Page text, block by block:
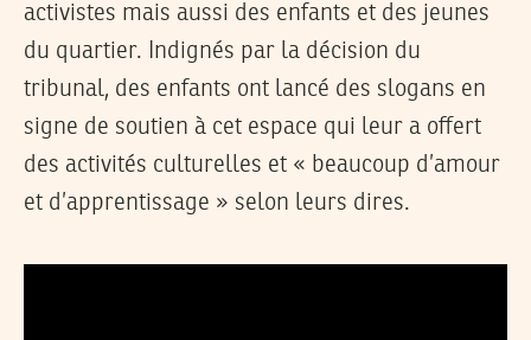
activistes mais aussi des enfants et des jeunes
du quartier. Indignés par la décision du
tribunal, des enfants ont lancé des slogans en
signe de soutien à cet espace qui leur a offert
des activités culturelles et « beaucoup d’amour
et d’apprentissage » selon leurs dires.